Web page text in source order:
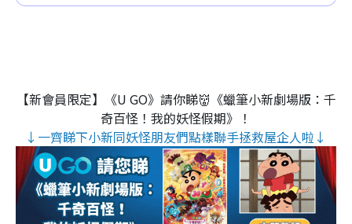
【新會員限定】《U GO》請你睇👹《蠟筆小新劇場版：千
奇百怪！我的妖怪假期》！
↓一齊睇下小新同妖怪朋友們點樣聯手拯救屋企人啦↓